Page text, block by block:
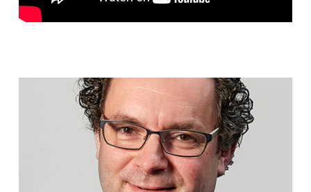
Freerk Teunissen
06-14460191